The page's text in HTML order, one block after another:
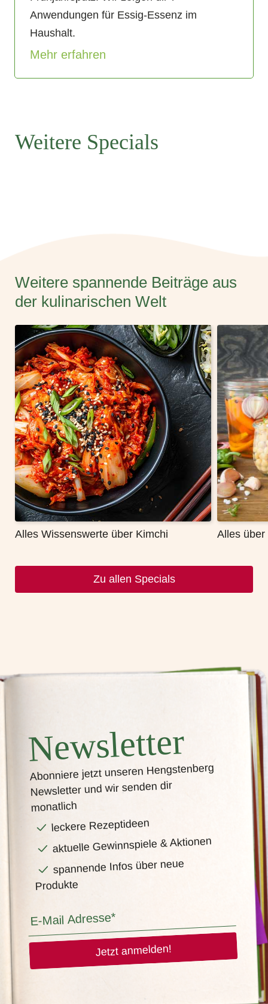
Anwendungen für Essig-Essenz im
Haushalt.
Mehr erfahren
Weitere Specials
Weitere spannende Beiträge aus
der kulinarischen Welt
Alles Wissenswerte über Kimchi Alles über
Zu allen Specials
Newsletter
Abonniere jetzt unseren Hengstenberg
Newsletter und wir senden dir
monatlich
leckere Rezeptideen
aktuelle Gewinnspiele & Aktionen
spannende Infos über neue
Produkte
Jetzt anmelden!